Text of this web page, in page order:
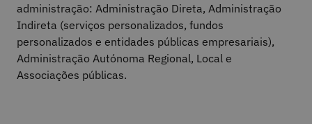
administração: Administração Direta, Administração
Indireta (serviços personalizados, fundos
personalizados e entidades públicas empresariais),
Administração Autónoma Regional, Local e
Associações públicas.